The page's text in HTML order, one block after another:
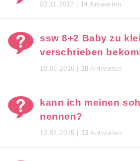
02.11.2017 | 14 Antworten
ssw 8+2 Baby zu
verschrieben
10.06.2016 | 18 Antworten
kann ich meinen
nennen?
12.01.2015 | 13 Antworten